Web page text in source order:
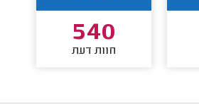
540
חוות דעת